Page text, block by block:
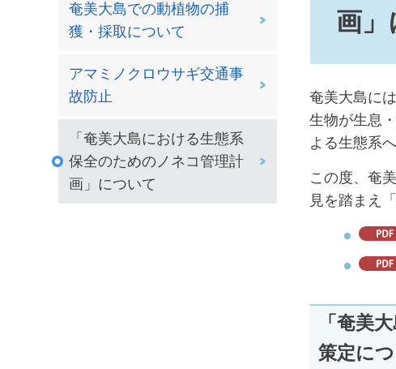
奄美大島での動植物の捕
獲・採取について
アマミノクロウサギ交通事
故防止
「奄美大島における生態系
保全のためのノネコ管理計
画」について
画」
奄美大島に
生物が生息
よる生態系
この度、奄
見を踏まえ
「奄美
策定に